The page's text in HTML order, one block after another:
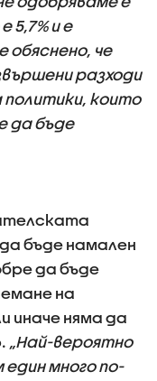
и е
обяснено, че
разходи
които
да бъде
бъде намален
да бъде
на
иначе няма да
„Най-вероятно
много по-